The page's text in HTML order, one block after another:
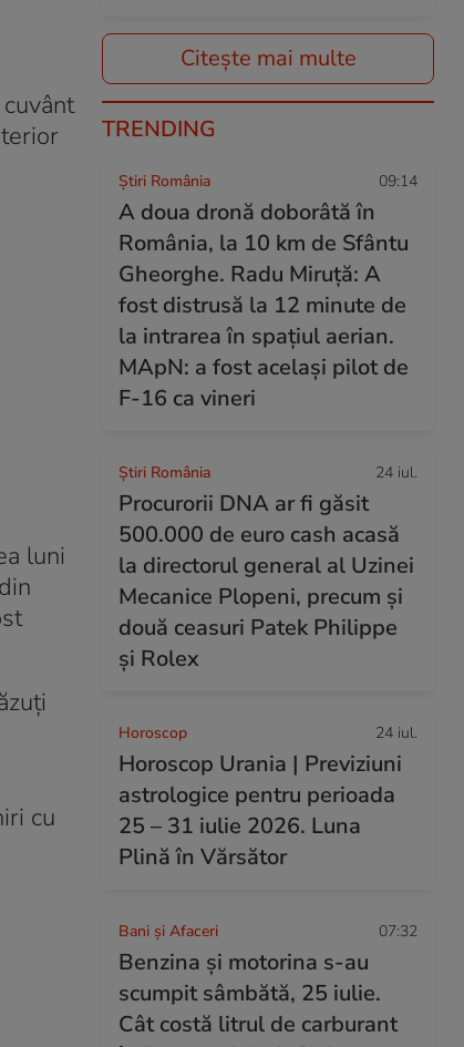
luni
cu
Citește mai multe
TRENDING
Știri România 09:14
A doua dronă doborâtă în
România, la 10 km de Sfântu
Gheorghe. Radu Miruță: A
fost distrusă la 12 minute de
la intrarea în spațiul aerian.
MApN: a fost același pilot de
F-16 ca vineri
Știri România 24 iul.
Procurorii DNA ar fi găsit
500.000 de euro cash acasă
la directorul general al Uzinei
Mecanice Plopeni, precum și
două ceasuri Patek Philippe
și Rolex
Horoscop 24 iul.
Horoscop Urania | Previziuni
astrologice pentru perioada
25 – 31 iulie 2026. Luna
Plină în Vărsător
Bani și Afaceri 07:32
Benzina și motorina s-au
scumpit sâmbătă, 25 iulie.
Cât costă litrul de carburant